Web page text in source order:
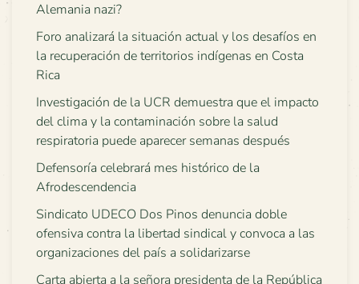
Alemania nazi?
Foro analizará la situación actual y los desafíos en
la recuperación de territorios indígenas en Costa
Rica
Investigación de la UCR demuestra que el impacto
del clima y la contaminación sobre la salud
respiratoria puede aparecer semanas después
Defensoría celebrará mes histórico de la
Afrodescendencia
Sindicato UDECO Dos Pinos denuncia doble
ofensiva contra la libertad sindical y convoca a las
organizaciones del país a solidarizarse
Carta abierta a la señora presidenta de la República